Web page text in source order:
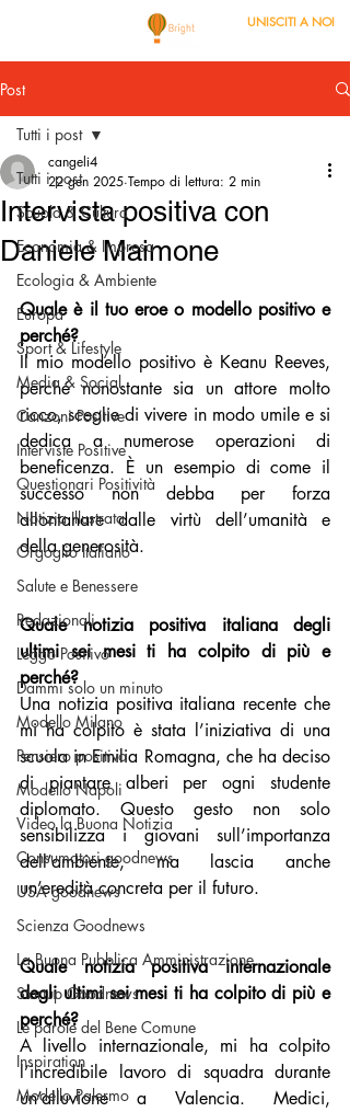
UNISCITI A NOI
Post
Tutti i post
Scuola & Cultura
Economia & Impresa
Ecologia & Ambiente
Europa
Sport & Lifestyle
Media & Social
Canzoni Positive
Interviste Positive
Questionari Positività
Notizia Illustrata
Orgoglio Italiano
Salute e Benessere
Redazionali
Leggo Positivo
Dammi solo un minuto
Modello Milano
Pensiero positivo
Modello Napoli
Video la Buona Notizia
Consumatori goodnews
USA goodnews
Scienza Goodnews
La Buona Pubblica Amministrazione
Startup Goodnews
Le parole del Bene Comune
Inspiration
Modello Palermo
Tutti i post
Intervista positiva con
Daniele Maimone
cangeli4
22 gen 2025 Tempo di lettura: 2 min
Quale è il tuo eroe o modello positivo e
perché?
Il mio modello positivo è Keanu Reeves,
perché nonostante sia un attore molto
ricco, sceglie di vivere in modo umile e si
dedica a numerose operazioni di
beneficenza. È un esempio di come il
successo non debba per forza
allontanare dalle virtù dell’umanità e
della generosità.
Quale notizia positiva italiana degli
ultimi sei mesi ti ha colpito di più e
perché?
Una notizia positiva italiana recente che
mi ha colpito è stata l’iniziativa di una
scuola in Emilia Romagna, che ha deciso
di piantare alberi per ogni studente
diplomato. Questo gesto non solo
sensibilizza i giovani sull’importanza
dell’ambiente, ma lascia anche
un’eredità concreta per il futuro.
Quale notizia positiva internazionale
degli ultimi sei mesi ti ha colpito di più e
perché?
A livello internazionale, mi ha colpito
l’incredibile lavoro di squadra durante
un’alluvione a Valencia. Medici,